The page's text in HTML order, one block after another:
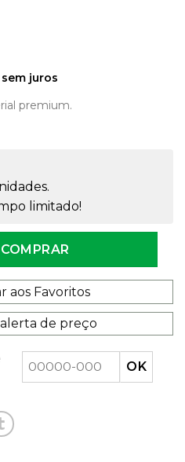
sem juros
premium.
limitado!
COMPRAR
aos Favoritos
de preço